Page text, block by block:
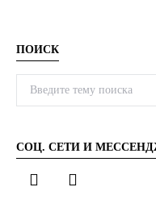
ПОИСК
СОЦ. СЕТИ И